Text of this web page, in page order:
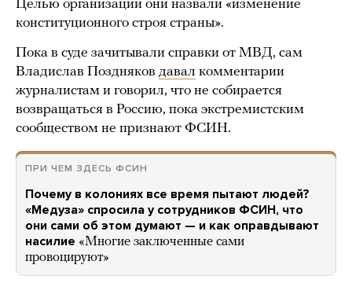
Целью организации они назвали «изменение
конституционного строя страны».
Пока в суде зачитывали справки от МВД, сам
Владислав Поздняков давал комментарии
журналистам и говорил, что не собирается
возвращаться в Россию, пока экстремистским
сообществом не признают ФСИН.
ПРИ ЧЕМ ЗДЕСЬ ФСИН
Почему в колониях все время пытают людей?
«Медуза» спросила у сотрудников ФСИН, что
они сами об этом думают — и как оправдывают
насилие «Многие заключенные сами
провоцируют»